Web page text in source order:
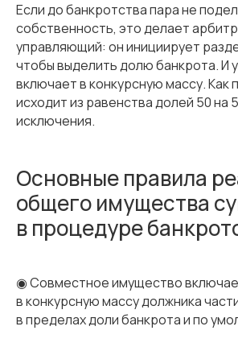
Если до банкротства пара не
собственность, это делает
управляющий: он инициирует
чтобы выделить долю банкрота. И
включает в конкурсную массу. Как
исходит из равенства долей 50 на
исключения.
Основные правила
общего имущества
в процедуре
◉ Совместное имущество
в конкурсную массу должника
в пределах доли банкрота и по